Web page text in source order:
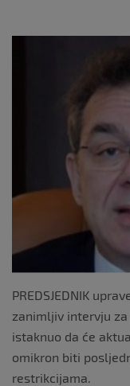
PREDSJEDNIK
zanimljiv intervju
istaknuo da će
omikron biti
restrikcijama.